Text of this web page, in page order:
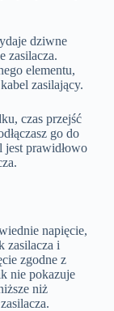
dziwne
zasilacza.
elementu,
zasilający.
czas przejść
go do
jest prawidłowo
napięcie,
zasilacza i
zgodne z
nie pokazuje
niż